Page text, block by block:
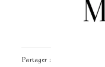
Partager :